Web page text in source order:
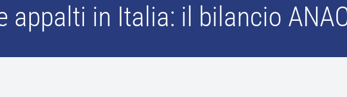
appalti in Italia: il bilancio